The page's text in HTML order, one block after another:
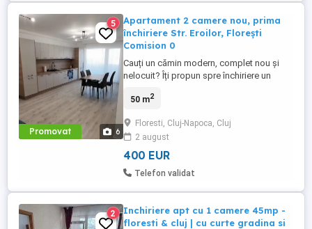
Promovat 6
5
Apartament 2 camere nou, prima
închiriere Str. Eroilor, Florești
Comision 0
Cauți un cămin modern, complet nou și
nelocuit? Îți propun spre închiriere un
excelentă din Florești, pe strada Eroilor,
să alegi acest apartament? Prima
închiriere: Totul este nou, oferindu-ți
confortul și prospețimea ...
50 m2
Floresti, Cluj-Napoca, Cluj
2 august
400 EUR
Telefon validat
2
Inchiriere apt cu 1 camere 45mp -
floresti & cluj | cu curte gradina si